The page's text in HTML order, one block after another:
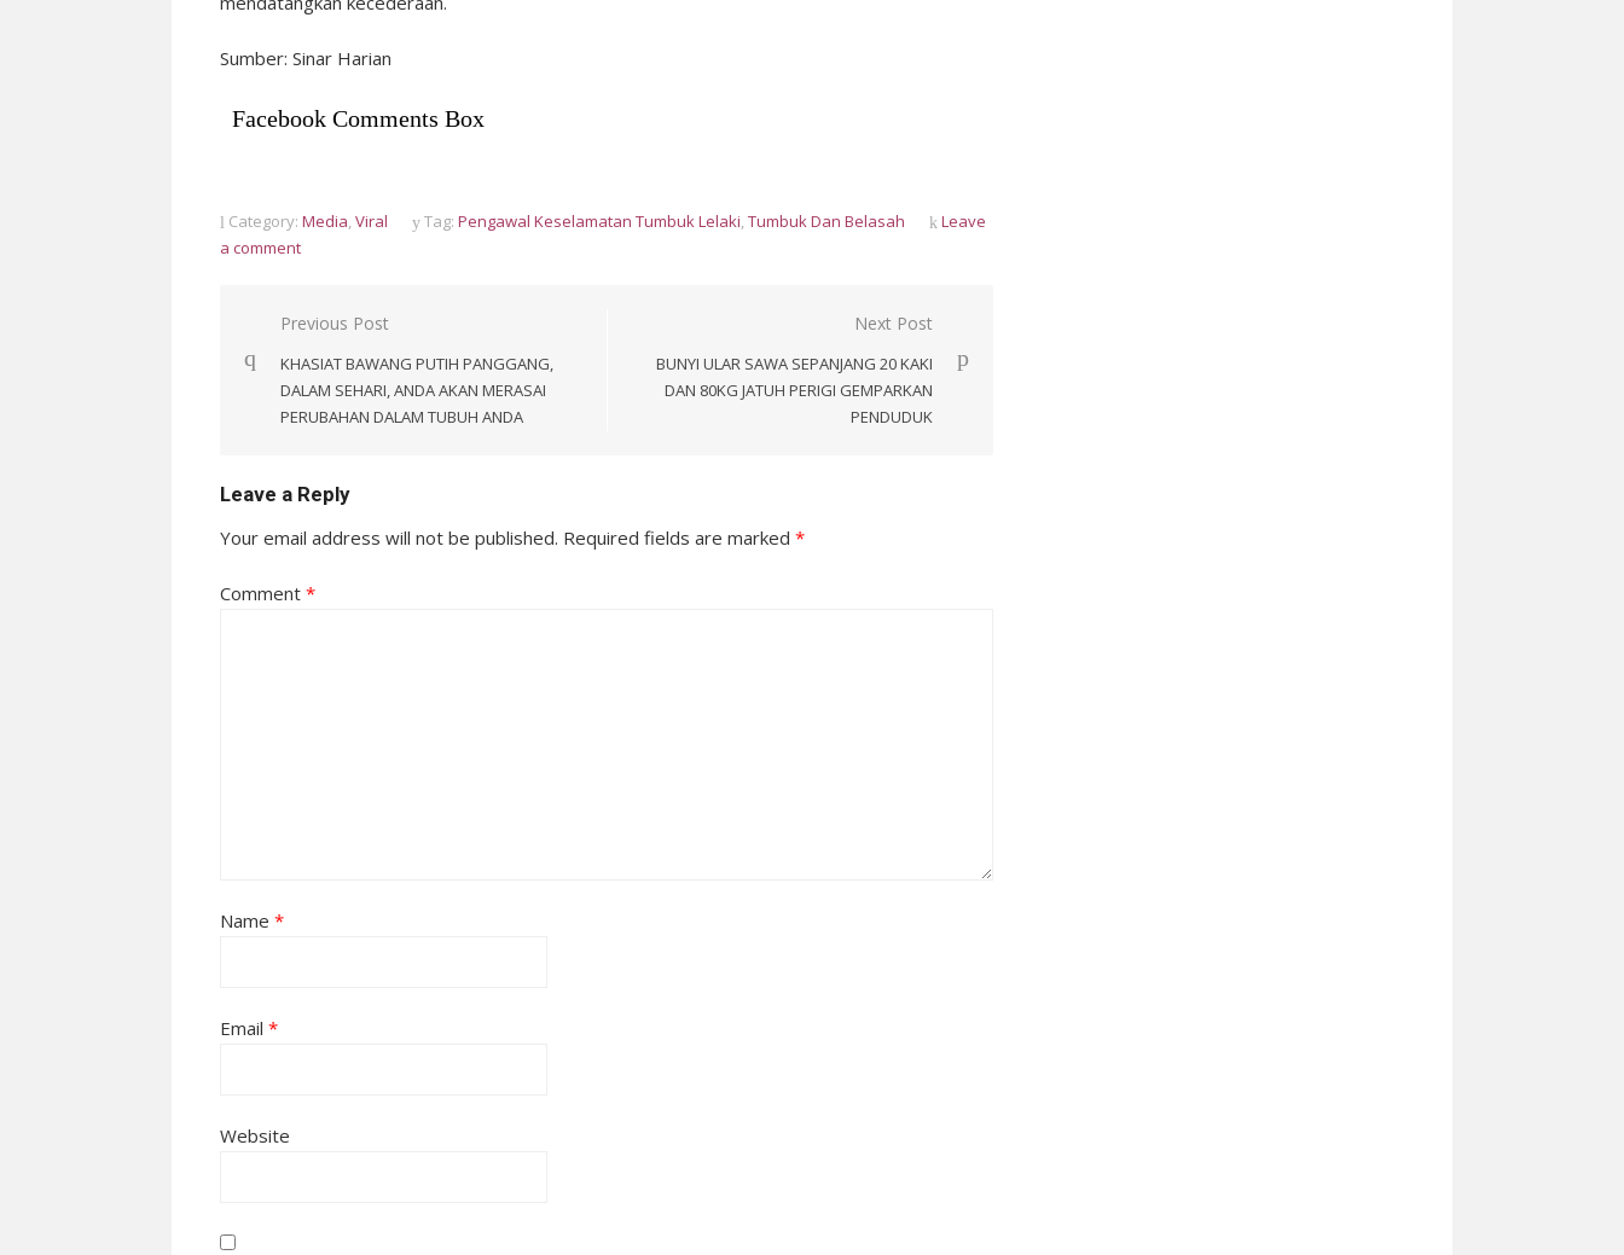
Sumber: Sinar Harian
Facebook Comments Box
Category: Media,Viral Tag: Pengawal Keselamatan Tumbuk Lelaki,Tumbuk Dan Belasah
Leave
a comment
Post
navigation
Previous Post
KHASIAT BAWANG PUTIH PANGGANG,
DALAM SEHARI, ANDA AKAN MERASAI
PERUBAHAN DALAM TUBUH ANDA
Next Post
BUNYI ULAR SAWA SEPANJANG 20 KAKI
DAN 80KG JATUH PERIGI GEMPARKAN
PENDUDUK
Leave a Reply
Your email address will not be published. Required fields are marked *
Comment *
Name *
Email *
Website